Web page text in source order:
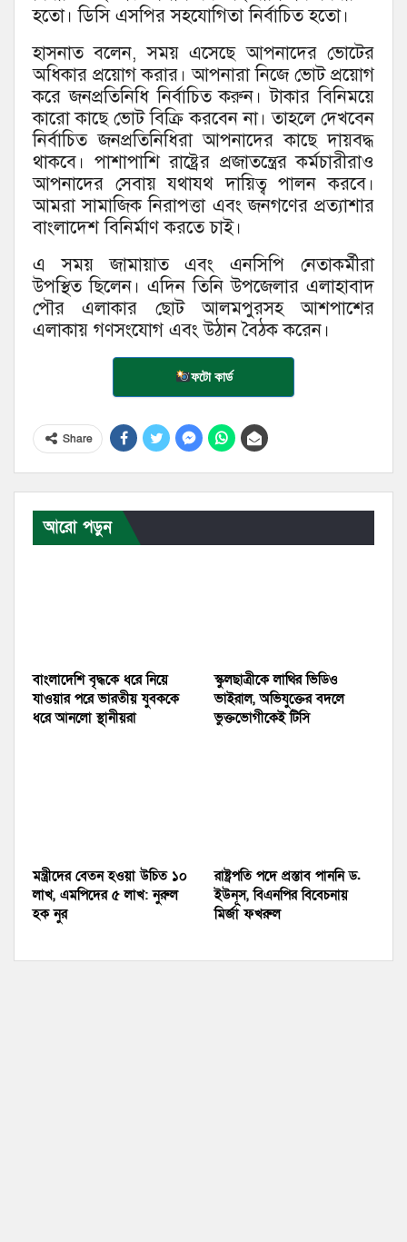
হতো। ডিসি এসপির সহযোগিতা নির্বাচিত হতো।
হাসনাত বলেন, সময় এসেছে আপনাদের ভোটের
অধিকার প্রয়োগ করার। আপনারা নিজে ভোট প্রয়োগ
করে জনপ্রতিনিধি নির্বাচিত করুন। টাকার বিনিময়ে
কারো কাছে ভোট বিক্রি করবেন না। তাহলে দেখবেন
নির্বাচিত জনপ্রতিনিধিরা আপনাদের কাছে দায়বদ্ধ
থাকবে। পাশাপাশি রাষ্ট্রের প্রজাতন্ত্রের কর্মচারীরাও
আপনাদের সেবায় যথাযথ দায়িত্ব পালন করবে।
আমরা সামাজিক নিরাপত্তা এবং জনগণের প্রত্যাশার
বাংলাদেশ বিনির্মাণ করতে চাই।
এ সময় জামায়াত এবং এনসিপি নেতাকর্মীরা
উপস্থিত ছিলেন। এদিন তিনি উপজেলার এলাহাবাদ
পৌর এলাকার ছোট আলমপুরসহ আশপাশের
এলাকায় গণসংযোগ এবং উঠান বৈঠক করেন।
ফটো কার্ড
Share
আরো পড়ুন
বাংলাদেশি বৃদ্ধকে ধরে নিয়ে
যাওয়ার পরে ভারতীয় যুবককে
ধরে আনলো স্থানীয়রা
স্কুলছাত্রীকে লাথির ভিডিও
ভাইরাল, অভিযুক্তের বদলে
ভুক্তভোগীকেই টিসি
মন্ত্রীদের বেতন হওয়া উচিত ১০
লাখ, এমপিদের ৫ লাখ: নুরুল
হক নুর
রাষ্ট্রপতি পদে প্রস্তাব পাননি ড.
ইউনূস, বিএনপির বিবেচনায়
মির্জা ফখরুল